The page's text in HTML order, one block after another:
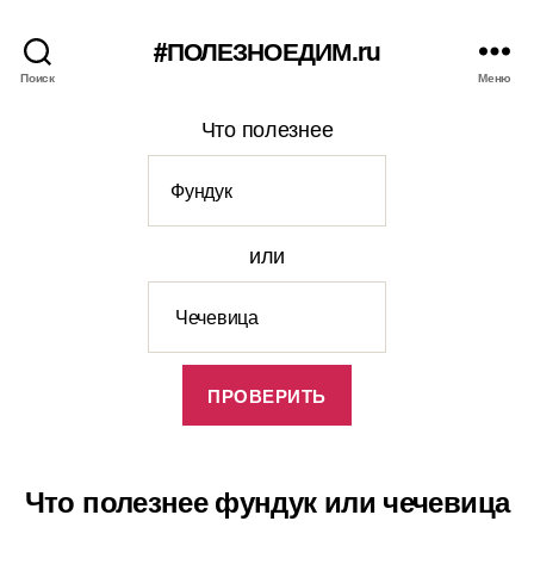
Поиск
#ПОЛЕЗНОЕДИМ.ru
Меню
Что полезнее
или
Что полезнее фундук или чечевица